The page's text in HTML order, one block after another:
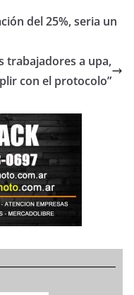
del 25%, seria un
trabajadores a upa,
con el protocolo”